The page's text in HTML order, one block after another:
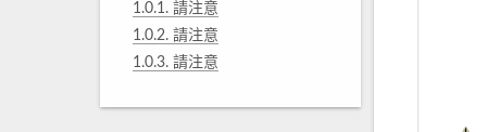
1.0.1. 請注意
1.0.2. 請注意
1.0.3. 請注意